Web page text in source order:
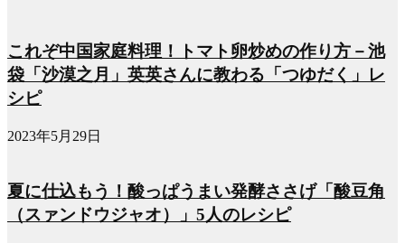
これぞ中国家庭料理！トマト卵炒めの作り方－池
袋「沙漠之月」英英さんに教わる「つゆだく」レ
シピ
2023年5月29日
夏に仕込もう！酸っぱうまい発酵ささげ「酸豆角
（スァンドウジャオ）」5人のレシピ